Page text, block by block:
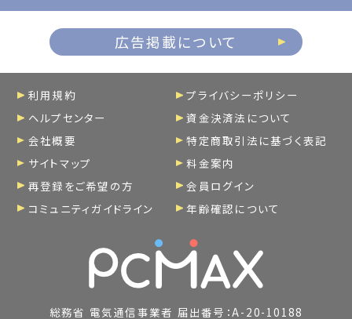
広告掲載について
利用規約
プライバシーポリシー
ヘルプセンター
資金決済法について
会社概要
特定商取引法に基づく表記
サイトマップ
料金案内
再登録をご希望の方
会員ログイン
コミュニティガイドライン
年齢確認について
総務省 電気通信事業者 届出番号：A-20-10188